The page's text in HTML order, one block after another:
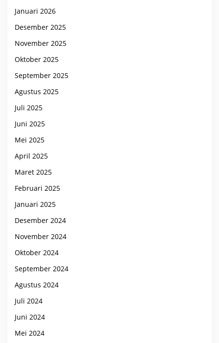
Januari 2026
Desember 2025
November 2025
Oktober 2025
September 2025
Agustus 2025
Juli 2025
Juni 2025
Mei 2025
April 2025
Maret 2025
Februari 2025
Januari 2025
Desember 2024
November 2024
Oktober 2024
September 2024
Agustus 2024
Juli 2024
Juni 2024
Mei 2024